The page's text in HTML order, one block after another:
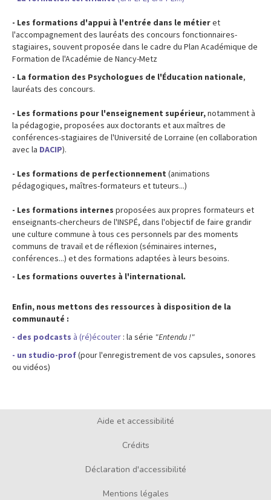
- Les formations d'appui à l'entrée dans le métieret
l'accompagnement des lauréats des concours fonctionnaires-
stagiaires, souvent proposée dans le cadre du Plan Académique de
Formation de l'Académie de Nancy-Metz
- La formation des Psychologues de l'Éducation nationale,
lauréats des concours.
- Les formations pour l'enseignement supérieur,notamment à
la pédagogie, proposées aux doctorants et aux maîtres de
conférences-stagiaires de l'Université de Lorraine (en collaboration
avec la DACIP).
- Les formations de perfectionnement (animations
pédagogiques, maîtres-formateurs et tuteurs...)
- Les formations internes proposées aux propres formateurs et
enseignants-chercheurs de l'INSPÉ, dans l'objectif de faire grandir
une culture commune à tous ces personnels par des moments
communs de travail et de réflexion (séminaires internes,
conférences...) et des formations adaptées à leurs besoins.
- Les formations ouvertes à l'international.
Enfin, nous mettons des ressources à disposition de la
communauté :
- des podcasts à (ré)écouter : la série "Entendu !"
- un studio-prof(pour l'enregistrement de vos capsules, sonores
ou vidéos)
Aide et accessibilité
Crédits
Déclaration d'accessibilité
Mentions légales